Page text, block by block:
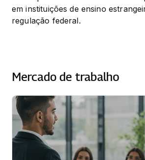
em instituições de ensino
regulação federal.
Mercado de trabalho